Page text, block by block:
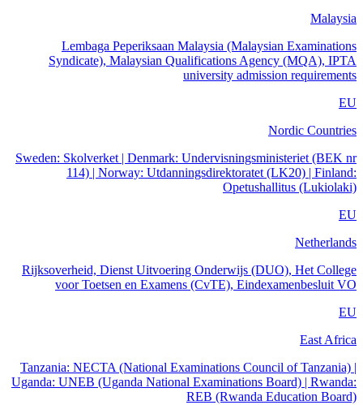
Malaysia
Lembaga Peperiksaan Malaysia (Malaysian Examinations
Syndicate), Malaysian Qualifications Agency (MQA), IPTA
university admission requirements
EU
Nordic Countries
Sweden: Skolverket | Denmark: Undervisningsministeriet (BEK nr
114) | Norway: Utdanningsdirektoratet (LK20) | Finland:
Opetushallitus (Lukiolaki)
EU
Netherlands
Rijksoverheid, Dienst Uitvoering Onderwijs (DUO), Het College
voor Toetsen en Examens (CvTE), Eindexamenbesluit VO
EU
East Africa
Tanzania: NECTA (National Examinations Council of Tanzania) |
Uganda: UNEB (Uganda National Examinations Board) | Rwanda:
REB (Rwanda Education Board)